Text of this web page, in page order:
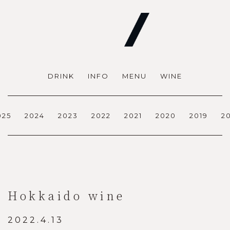
DRINK INFO MENU WINE
2024 2023 2022 2021 2020 2019
Hokkaido wine
2022.4.13